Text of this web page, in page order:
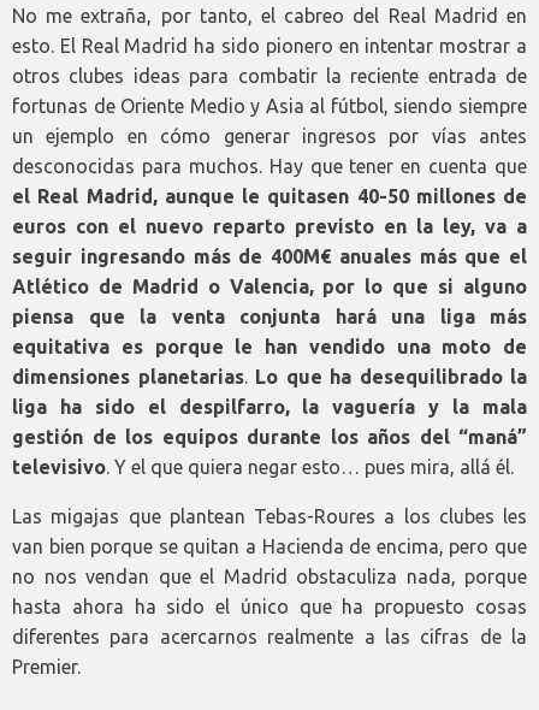
No me extraña, por tanto, el cabreo del Real Madrid en
esto. El Real Madrid ha sido pionero en intentar mostrar a
otros clubes ideas para combatir la reciente entrada de
fortunas de Oriente Medio y Asia al fútbol, siendo siempre
un ejemplo en cómo generar ingresos por vías antes
desconocidas para muchos. Hay que tener en cuenta que
el Real Madrid, aunque le quitasen 40-50 millones de
euros con el nuevo reparto previsto en la ley, va a
seguir ingresando más de 400M€ anuales más que el
Atlético de Madrid o Valencia, por lo que si alguno
piensa que la venta conjunta hará una liga más
equitativa es porque le han vendido una moto de
dimensiones planetarias. Lo que ha desequilibrado la
liga ha sido el despilfarro, la vaguería y la mala
gestión de los equipos durante los años del “maná”
televisivo. Y el que quiera negar esto… pues mira, allá él.
Las migajas que plantean Tebas-Roures a los clubes les
van bien porque se quitan a Hacienda de encima, pero que
no nos vendan que el Madrid obstaculiza nada, porque
hasta ahora ha sido el único que ha propuesto cosas
diferentes para acercarnos realmente a las cifras de la
Premier.